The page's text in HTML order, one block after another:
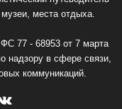
места отдыха.
77 - 68953 от 7 марта
надзору в сфере связи,
коммуникаций.